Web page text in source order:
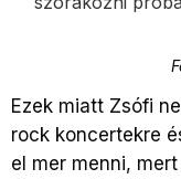
Ezek miatt Zsófi
rock koncertekre
el mer menni,